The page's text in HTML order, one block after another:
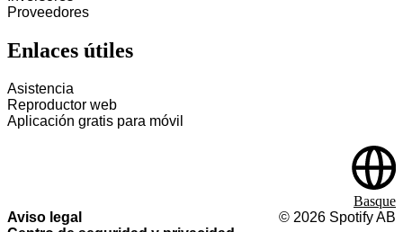
Proveedores
Enlaces útiles
Asistencia
Reproductor web
Aplicación gratis para móvil
Aviso legal
© 2026 Spotify AB
Basque